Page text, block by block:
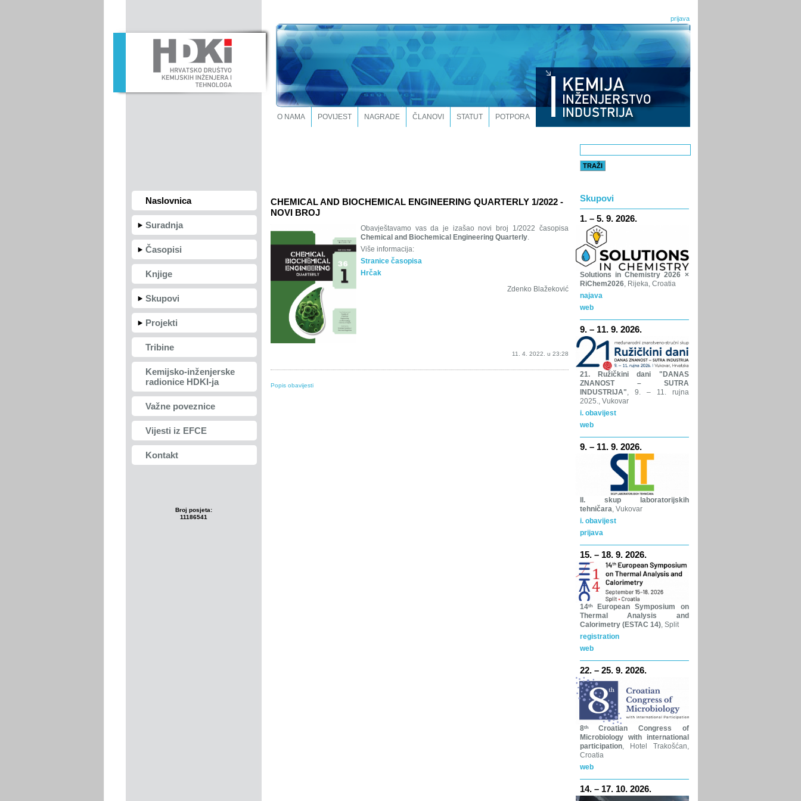
prijava
O NAMA POVIJEST NAGRADE ČLANOVI STATUT POTPORA
Naslovnica
Suradnja
Časopisi
Knjige
Skupovi
Projekti
Tribine
Kemijsko-inženjerske
radionice HDKI-ja
Važne poveznice
Vijesti iz EFCE
Kontakt
Broj posjeta:
11186541
CHEMICAL AND BIOCHEMICAL ENGINEERING QUARTERLY 1/2022 -
NOVI BROJ
Obavještavamo vas da je izašao novi broj 1/2022 časopisa
Chemical and Biochemical Engineering Quarterly.
Više informacija:
Stranice časopisa
Hrčak
Zdenko Blažeković
11. 4. 2022. u 23:28
Popis obavijesti
Skupovi
1. – 5. 9. 2026.
Solutions in Chemistry 2026 ×
RiChem2026, Rijeka, Croatia
najava
web
9. – 11. 9. 2026.
21. Ružičkini dani "DANAS
ZNANOST – SUTRA
INDUSTRIJA", 9. – 11. rujna
2025., Vukovar
i. obavijest
web
9. – 11. 9. 2026.
II. skup laboratorijskih
tehničara , Vukovar
i. obavijest
prijava
15. – 18. 9. 2026.
14ᵗʰEuropean Symposium on
Thermal Analysis and
Calorimetry (ESTAC 14), Split
registration
web
22. – 25. 9. 2026.
8ᵗʰCroatian Congress of
Microbiology with international
participation, Hotel Trakošćan,
Croatia
web
14. – 17. 10. 2026.